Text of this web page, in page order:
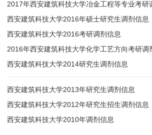
2017年西安建筑科技大学冶金工程等专业考研
西安建筑科技大学2016年硕士研究生调剂信息
西安建筑科技大学2016考研调剂信息
2016年西安建筑科技大学化学工艺方向考研调
西安建筑科技大学2014研究生调剂信息
西安建筑科技大学2013年研究生调剂信息
西安建筑科技大学2012年研究生招生调剂信息
西安建筑科技大学2010年调剂信息